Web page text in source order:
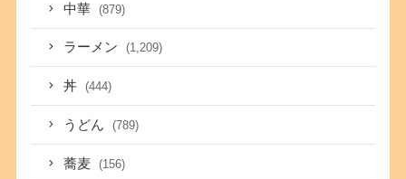
中華 (879)
ラーメン (1,209)
丼 (444)
うどん (789)
蕎麦 (156)